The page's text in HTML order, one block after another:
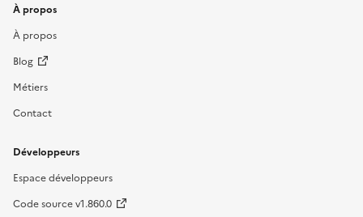
À propos
À propos
Blog
Métiers
Contact
Développeurs
Espace développeurs
Code source v1.860.0